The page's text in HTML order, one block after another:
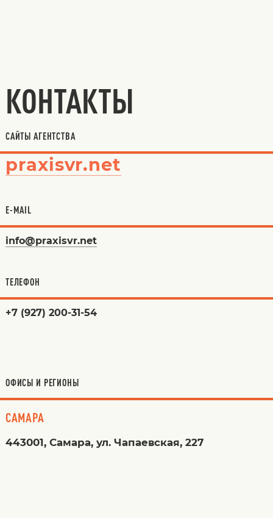
КОНТАКТЫ
САЙТЫ АГЕНТСТВА
praxisvr.net
E-MAIL
info@praxisvr.net
ТЕЛЕФОН
+7 (927) 200-31-54
ОФИСЫ И РЕГИОНЫ
САМАРА
443001, Самара, ул. Чапаевская, 227